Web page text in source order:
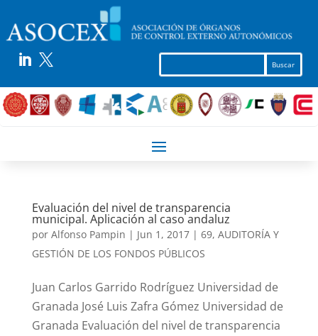
 
Evaluación del nivel de transparencia
municipal. Aplicación al caso andaluz
por Alfonso Pampin | Jun 1, 2017| 69, AUDITORÍA Y
GESTIÓN DE LOS FONDOS PÚBLICOS
Juan Carlos Garrido Rodríguez Universidad de
Granada José Luis Zafra Gómez Universidad de
Granada Evaluación del nivel de transparencia